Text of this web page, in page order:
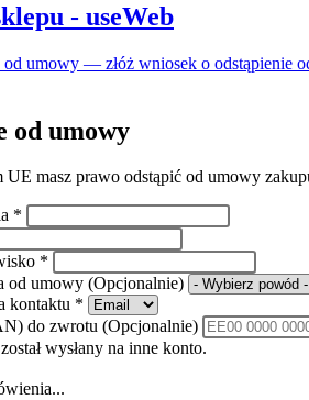
- useWeb
od umowy — złóż wniosek o odstąpienie
od umowy
UE masz prawo odstąpić od umowy
*
*
od umowy (Opcjonalnie)
kontaktu *
do zwrotu (Opcjonalnie)
wysłany na inne konto.